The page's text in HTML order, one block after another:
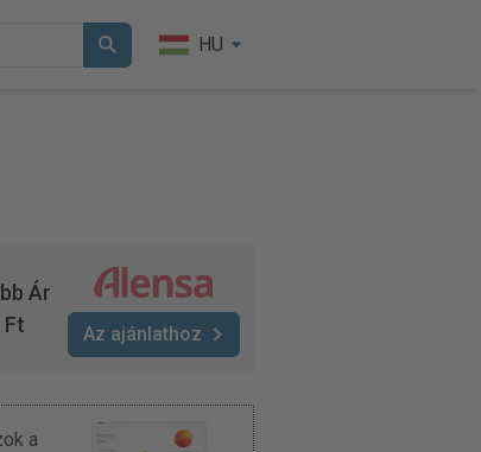
HU
Ár
Ft
Az ajánlathoz
a